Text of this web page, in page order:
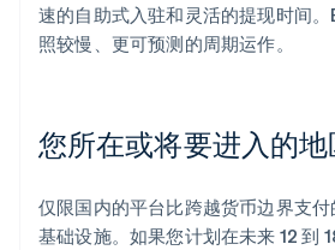
速的自助式入驻和灵活的提现时间
照较慢、更可预测的周期运作。
您所在或将要进入的地
仅限国内的平台比跨越货币边界支
基础设施。如果您计划在未来 12 到